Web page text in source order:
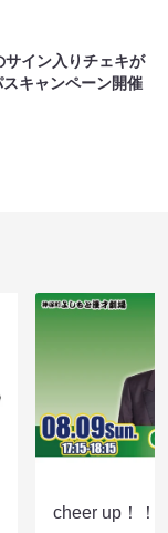
イン入りチェキが
キャンペーン開催
cheer up！